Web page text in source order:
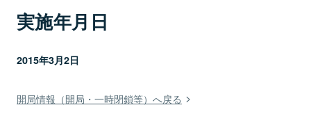
実施年月日
2015年3月2日
開局情報（開局・一時閉鎖等）へ戻る